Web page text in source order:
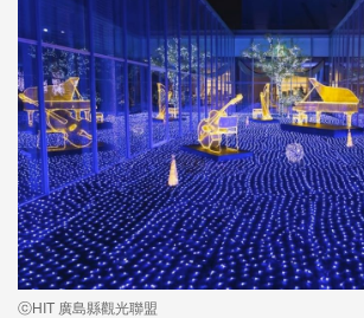
ⓒHIT 廣島縣觀光聯盟